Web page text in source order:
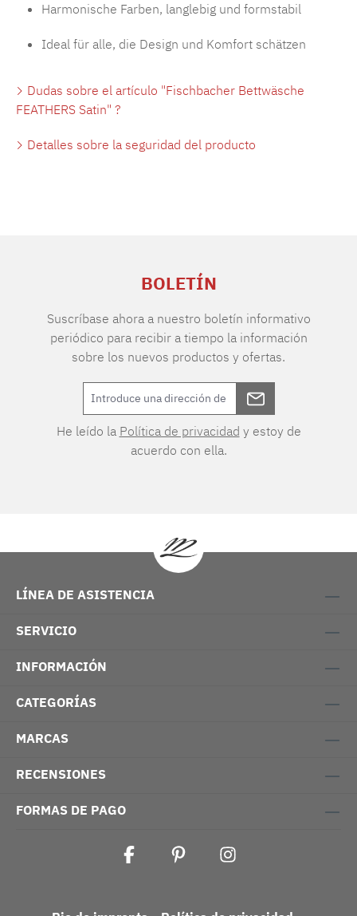
Harmonische Farben, langlebig und formstabil
Ideal für alle, die Design und Komfort schätzen
Dudas sobre el artículo "Fischbacher Bettwäsche
FEATHERS Satin" ?
Detalles sobre la seguridad del producto
BOLETÍN
Suscríbase ahora a nuestro boletín informativo
periódico para recibir a tiempo la información
sobre los nuevos productos y ofertas.
He leído la Política de privacidad y estoy de
acuerdo con ella.
LÍNEA DE ASISTENCIA
SERVICIO
INFORMACIÓN
CATEGORÍAS
MARCAS
RECENSIONES
FORMAS DE PAGO